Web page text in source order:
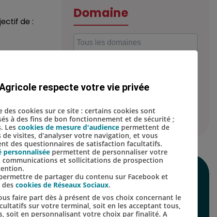
de :
Domaine
Localisation
SUIVEZ-NOUS SUR
LES RÉSEAUX
SOCIAUX
respecte votre vie privée
des cookies sur ce site : certains cookies sont
à des fins de bon fonctionnement et de sécurité ;
Les cookies de mesure d'audience permettent de
visites, d’analyser votre navigation, et vous
des questionnaires de satisfaction facultatifs.
personnalisée permettent de personnaliser votre
communications et sollicitations de prospection
de partager du contenu sur Facebook et
cookies de Réseaux Sociaux.
faire part dès à présent de vos choix concernant le
sur votre terminal, soit en les acceptant tous,
soit en personnalisant votre choix par finalité. A